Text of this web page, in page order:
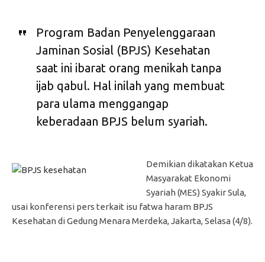
Program Badan Penyelenggaraan
Jaminan Sosial (BPJS) Kesehatan
saat ini ibarat orang menikah tanpa
ijab qabul. Hal inilah yang membuat
para ulama menggangap
keberadaan BPJS belum syariah.
Demikian dikatakan Ketua
Masyarakat Ekonomi
Syariah (MES) Syakir Sula,
usai konferensi pers terkait isu fatwa haram BPJS
Kesehatan di Gedung Menara Merdeka, Jakarta, Selasa (4/8).